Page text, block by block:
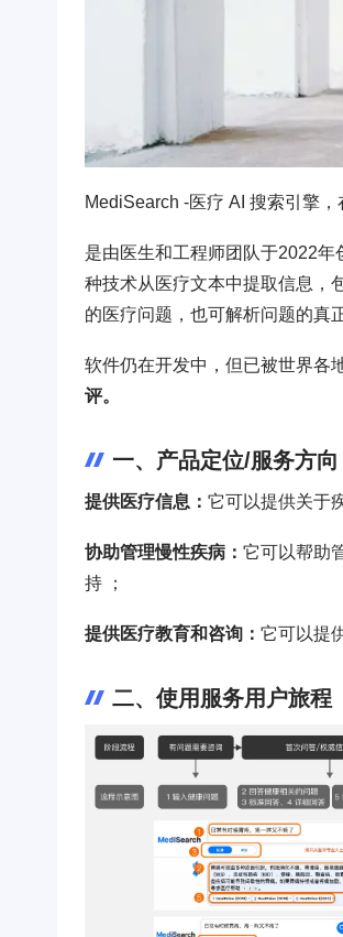
MediSearch -医疗 AI 搜索引擎
是由医生和工程师团队于2022
种技术从医疗文本中提取信息，
的医疗问题，也可解析问题的真
软件仍在开发中，但已被世界各
评。
一、产品定位/服务方向
提供医疗信息： 它可以提供关于
协助管理慢性疾病： 它可以帮助
持 ；
提供医疗教育和咨询： 它可以提
二、使用服务用户旅程